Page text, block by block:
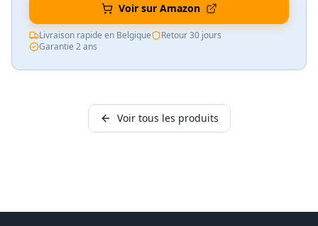
Voir sur Amazon
Livraison rapide en Belgique
Retour 30 jours
Garantie 2 ans
Voir tous les produits